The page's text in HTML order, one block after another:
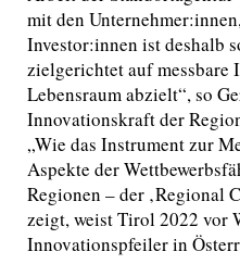
mit den
Investor:innen ist deshalb
zielgerichtet auf messbare
Lebensraum abzielt“, so
Innovationskraft der
„Wie das Instrument zur
Aspekte der
Regionen – der ‚Regional
zeigt, weist Tirol 2022 vor
Innovationspfeiler in